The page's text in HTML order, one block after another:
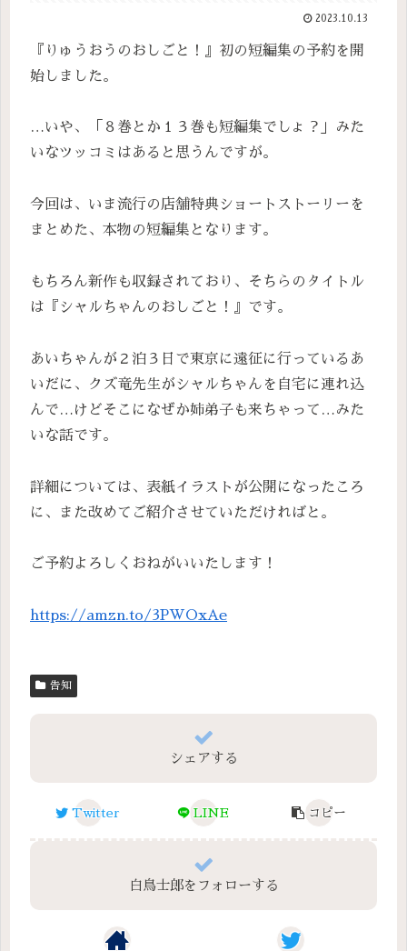
2023.10.13
『りゅうおうのおしごと！』初の短編集の予約を開
始しました。
…いや、「８巻とか１３巻も短編集でしょ？」みた
いなツッコミはあると思うんですが。
今回は、いま流行の店舗特典ショートストーリーを
まとめた、本物の短編集となります。
もちろん新作も収録されており、そちらのタイトル
は『シャルちゃんのおしごと！』です。
あいちゃんが２泊３日で東京に遠征に行っているあ
いだに、クズ竜先生がシャルちゃんを自宅に連れ込
んで…けどそこになぜか姉弟子も来ちゃって…みた
いな話です。
詳細については、表紙イラストが公開になったころ
に、また改めてご紹介させていただければと。
ご予約よろしくおねがいいたします！
https://amzn.to/3PWOxAe
告知
シェアする
Twitter LINE コピー
白鳥士郎をフォローする